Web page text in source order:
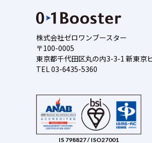
株式会社ゼロワンブースター
〒100-0005
東京都千代田区丸の内3-3-1 新東京
TEL 03-6435-5360
IS 798827 / ISO27001